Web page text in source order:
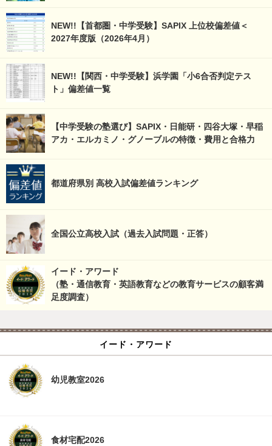
NEW!!【首都圏・中学受験】SAPIX 上位校偏差値＜
2027年度版（2026年4月）
NEW!!【関西・中学受験】浜学園「小6合否判定テス
ト」偏差値一覧
【中学受験の塾選び】SAPIX・日能研・四谷大塚・早稲
アカ・エルカミノ・グノーブルの特徴・費用と合格力
都道府県別 高校入試偏差値ランキング
全国公立高校入試（過去入試問題・正答）
イード・アワード
（塾・通信教育・英語教育などの教育サービスの顧客満
足度調査）
イード・アワード
幼児教室2026
食材宅配2026